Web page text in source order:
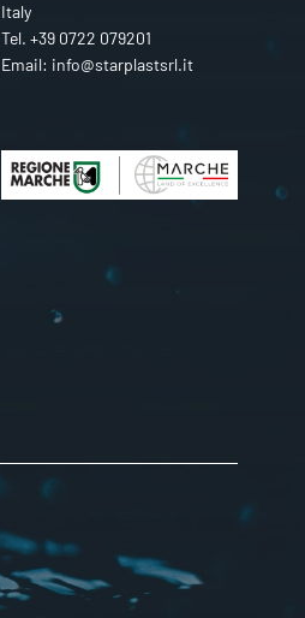
Italy
Tel. +39 0722 079201
Email: info@starplastsrl.it